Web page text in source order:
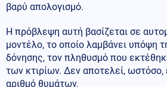
βαρύ απολογισμό.
Η πρόβλεψη αυτή βασίζεται σε
μοντέλο, το οποίο λαμβάνει υπόψη
δόνησης, τον πληθυσμό που
των κτιρίων. Δεν αποτελεί, ωστόσο,
αριθμό θυμάτων.